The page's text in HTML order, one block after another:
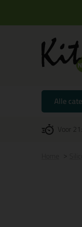
Alle
Voor